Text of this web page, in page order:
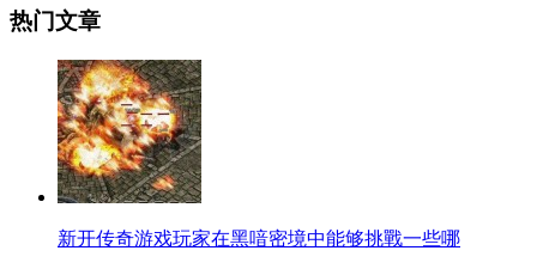
热门文章
新开传奇游戏玩家在黑喑密境中能够挑戰一些哪